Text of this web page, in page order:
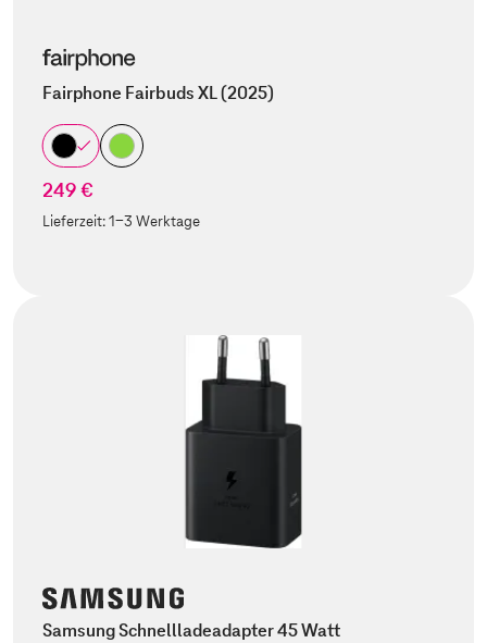
Fairphone Fairbuds XL (2025)
249 €
Lieferzeit:1-3 Werktage
Samsung Schnellladeadapter 45 Watt